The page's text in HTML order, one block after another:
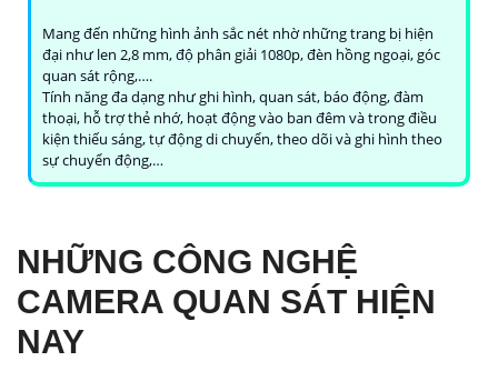
Mang đến những hình ảnh sắc nét nhờ những trang bị hiện
đại như len 2,8 mm, độ phân giải 1080p, đèn hồng ngoại, góc
quan sát rộng,….
Tính năng đa dạng như ghi hình, quan sát, báo động, đàm
thoại, hỗ trợ thẻ nhớ, hoạt động vào ban đêm và trong điều
kiện thiếu sáng, tự động di chuyển, theo dõi và ghi hình theo
sự chuyển động,…
NHỮNG CÔNG NGHỆ
CAMERA QUAN SÁT HIỆN
NAY